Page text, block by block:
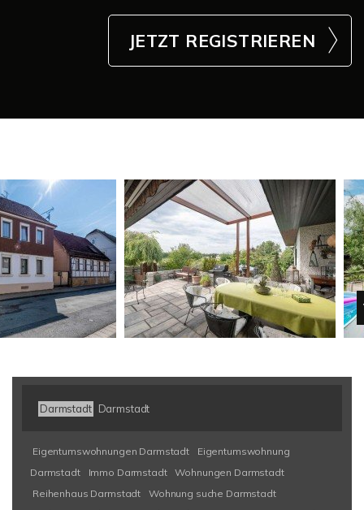
JETZT REGISTRIEREN
Darmstadt Darmstadt
Eigentumswohnungen Darmstadt
Eigentumswohnung
Darmstadt
Immo Darmstadt
Wohnungen Darmstadt
Reihenhaus Darmstadt
Wohnung suche Darmstadt